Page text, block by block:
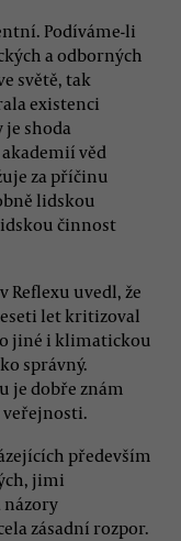
Podíváme-li
a odborných
světě, tak
existenci
shoda
věd
za příčinu
lidskou
činnost
Reflexu uvedl, že
let kritizoval
jiné i klimatickou
správný.
je dobře znám
veřejnosti.
především
jimi
názory
zásadní rozpor.